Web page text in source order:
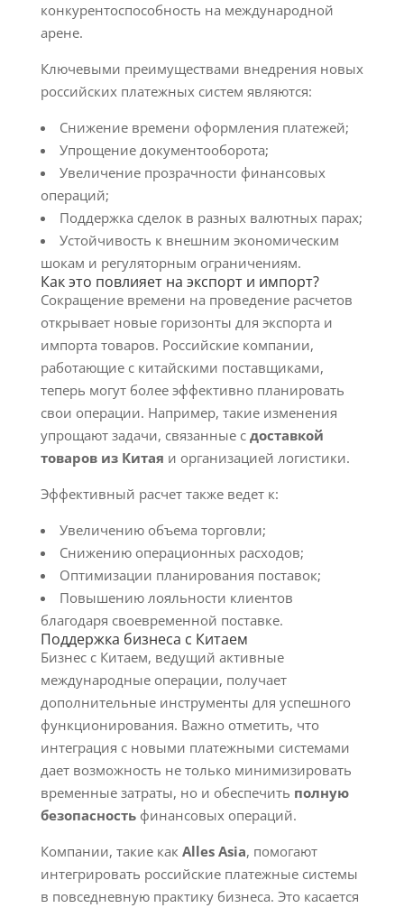
конкурентоспособность на международной
арене.
Ключевыми преимуществами внедрения новых
российских платежных систем являются:
Снижение времени оформления платежей;
Упрощение документооборота;
Увеличение прозрачности финансовых
операций;
Поддержка сделок в разных валютных парах;
Устойчивость к внешним экономическим
шокам и регуляторным ограничениям.
Как это повлияет на экспорт и импорт?
Сокращение времени на проведение расчетов
открывает новые горизонты для экспорта и
импорта товаров. Российские компании,
работающие с китайскими поставщиками,
теперь могут более эффективно планировать
свои операции. Например, такие изменения
упрощают задачи, связанные с доставкой
товаров из Китая и организацией логистики.
Эффективный расчет также ведет к:
Увеличению объема торговли;
Снижению операционных расходов;
Оптимизации планирования поставок;
Повышению лояльности клиентов
благодаря своевременной поставке.
Поддержка бизнеса с Китаем
Бизнес с Китаем, ведущий активные
международные операции, получает
дополнительные инструменты для успешного
функционирования. Важно отметить, что
интеграция с новыми платежными системами
дает возможность не только минимизировать
временные затраты, но и обеспечить полную
безопасностьфинансовых операций.
Компании, такие как Alles Asia, помогают
интегрировать российские платежные системы
в повседневную практику бизнеса. Это касается